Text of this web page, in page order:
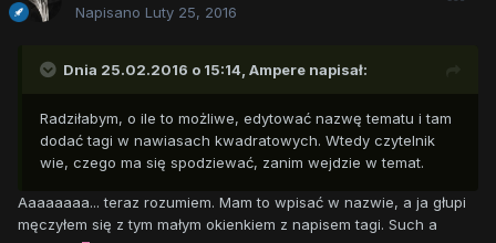
Napisano Luty 25, 2016
Dnia 25.02.2016 o 15:14, Ampere napisał:
Radziłabym, o ile to możliwe, edytować nazwę tematu i tam
dodać tagi w nawiasach kwadratowych. Wtedy czytelnik
wie, czego ma się spodziewać, zanim wejdzie w temat.
Aaaaaaaa... teraz rozumiem. Mam to wpisać w nazwie, a ja głupi
męczyłem się z tym małym okienkiem z napisem tagi. Such a